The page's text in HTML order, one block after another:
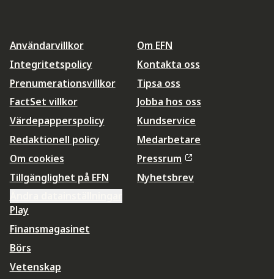
Användarvillkor
Integritetspolicy
Prenumerationsvillkor
FactSet villkor
Värdepapperspolicy
Redaktionell policy
Om cookies
Tillgänglighet på EFN
Om EFN
Kontakta oss
Tipsa oss
Jobba hos oss
Kundservice
Medarbetare
Pressrum
Nyhetsbrev
Play
Finansmagasinet
Börs
Vetenskap